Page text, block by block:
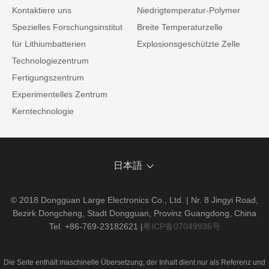
Kontaktiere uns
Spezielles Forschungsinstitut
für Lithiumbatterien
Technologiezentrum
Fertigungszentrum
Experimentelles Zentrum
Kerntechnologie
Niedrigtemperatur-Polymer
Breite Temperaturzelle
Explosionsgeschützte Zelle
日本語
© 2018 Dongguan Large Electronics Co., Ltd. | Nr. 8 Jingyi Road,
Bezirk Dongcheng, Stadt Dongguan, Provinz Guangdong, China
Tel. +86-769-23182621 |粤ICP备07049936号
Die Seite enthält maschinelle Übersetzung, der Inhalt dient nur als Referenz und